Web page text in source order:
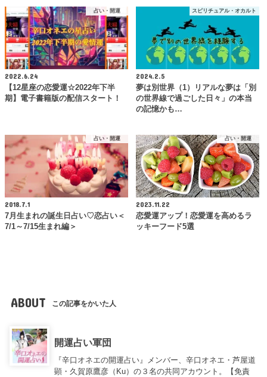
占い・開運
2022.6.24
【12星座の恋愛運☆2022年下半
期】電子書籍版の配信スタート！
スピリチュアル・オカルト
2024.2.5
夢は別世界（1）リアルな夢は「別
の世界線で過ごした日々」の本当
の記憶かも…
占い・開運
2018.7.1
7月生まれの誕生日占い♡恋占い＜
7/1～7/15生まれ編＞
占い・開運
2023.11.22
恋愛運アップ！恋愛運を高めるラ
ッキーフード5選
ABOUT この記事をかいた人
開運占い軍団
『辛口オネエの開運占い』メンバー、辛口オネエ・芦屋道
顕・久賀原鷹彦（Ku）の３名の共同アカウント。【免責